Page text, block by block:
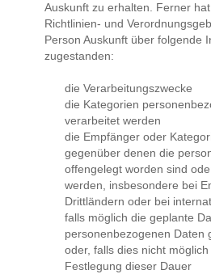
Auskunft zu erhalten. Ferner
Richtlinien- und
Person Auskunft über folgende
zugestanden:
die Verarbeitungszwecke
die Kategorien
verarbeitet werden
die Empfänger oder
gegenüber denen die
offengelegt worden sind
werden, insbesondere bei
Drittländern oder bei
falls möglich die geplante
personenbezogenen Daten
oder, falls dies nicht
Festlegung dieser Dauer